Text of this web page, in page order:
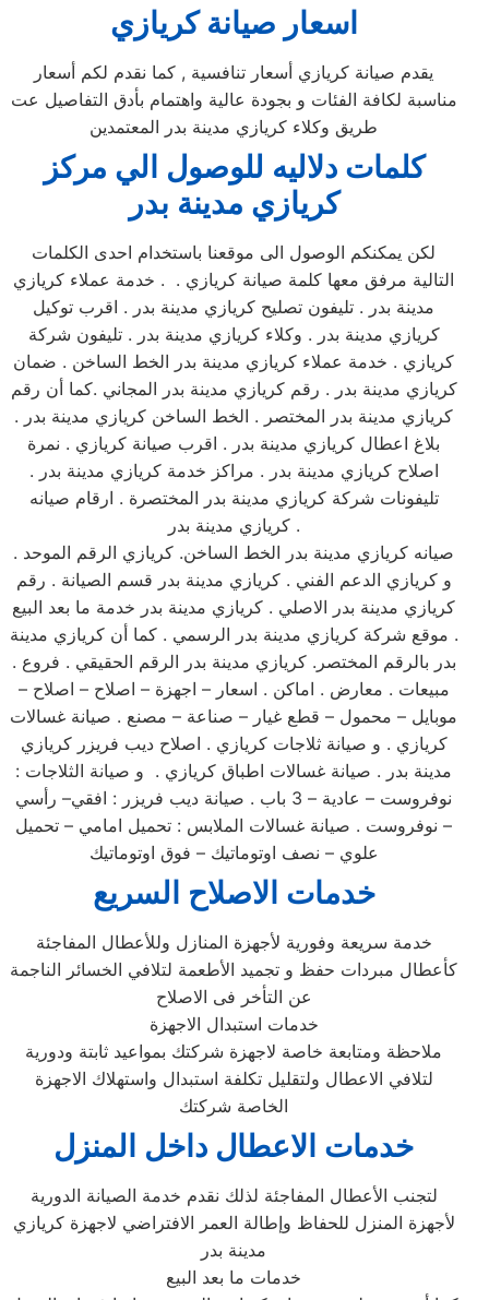
اسعار صيانة كريازي
يقدم صيانة كريازي أسعار تنافسية , كما نقدم لكم أسعار
مناسبة لكافة الفئات و بجودة عالية واهتمام بأدق التفاصيل عت
طريق وكلاء كريازي مدينة بدر المعتمدين
كلمات دلاليه للوصول الي مركز
كريازي مدينة بدر
لكن يمكنكم الوصول الى موقعنا باستخدام احدى الكلمات
التالية مرفق معها كلمة صيانة كريازي . . خدمة عملاء كريازي
مدينة بدر . تليفون تصليح كريازي مدينة بدر . اقرب توكيل
كريازي مدينة بدر . وكلاء كريازي مدينة بدر . تليفون شركة
كريازي . خدمة عملاء كريازي مدينة بدر الخط الساخن . ضمان
كريازي مدينة بدر . رقم كريازي مدينة بدر المجاني .كما أن رقم
كريازي مدينة بدر المختصر . الخط الساخن كريازي مدينة بدر .
بلاغ اعطال كريازي مدينة بدر . اقرب صيانة كريازي . نمرة
اصلاح كريازي مدينة بدر . مراكز خدمة كريازي مدينة بدر .
تليفونات شركة كريازي مدينة بدر المختصرة . ارقام صيانه
كريازي مدينة بدر .
صيانه كريازي مدينة بدر الخط الساخن. كريازي الرقم الموحد .
و كريازي الدعم الفني . كريازي مدينة بدر قسم الصيانة . رقم
كريازي مدينة بدر الاصلي . كريازي مدينة بدر خدمة ما بعد البيع
. موقع شركة كريازي مدينة بدر الرسمي . كما أن كريازي مدينة
بدر بالرقم المختصر. كريازي مدينة بدر الرقم الحقيقي . فروع .
مبيعات . معارض . اماكن . اسعار – اجهزة – اصلاح – اصلاح –
موبايل – محمول – قطع غيار – صناعة – مصنع . صيانة غسالات
كريازي . و صيانة ثلاجات كريازي . اصلاح ديب فريزر كريازي
مدينة بدر . صيانة غسالات اطباق كريازي . و صيانة الثلاجات :
نوفروست – عادية – 3 باب . صيانة ديب فريزر : افقي– رأسي
– نوفروست . صيانة غسالات الملابس : تحميل امامي – تحميل
علوي – نصف اوتوماتيك – فوق اوتوماتيك
خدمات الاصلاح السريع
خدمة سريعة وفورية لأجهزة المنازل وللأعطال المفاجئة
كأعطال مبردات حفظ و تجميد الأطعمة لتلافي الخسائر الناجمة
عن التأخر فى الاصلاح
خدمات استبدال الاجهزة
ملاحظة ومتابعة خاصة لاجهزة شركتك بمواعيد ثابتة ودورية
لتلافي الاعطال ولتقليل تكلفة استبدال واستهلاك الاجهزة
الخاصة شركتك
خدمات الاعطال داخل المنزل
لتجنب الأعطال المفاجئة لذلك نقدم خدمة الصيانة الدورية
لأجهزة المنزل للحفاظ وإطالة العمر الافتراضي لاجهزة كريازي
مدينة بدر
خدمات ما بعد البيع